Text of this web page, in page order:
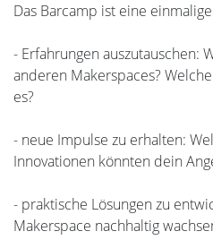
Das Barcamp ist eine
- Erfahrungen auszutauschen:
anderen Makerspaces?
es?
- neue Impulse zu erhalten:
Innovationen könnten dein
- praktische Lösungen zu
Makerspace nachhaltig